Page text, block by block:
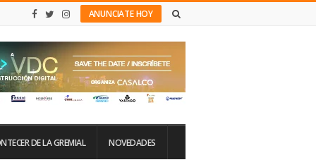
ANUNCIATE HOY
DE LA GREMIAL NOVEDADES